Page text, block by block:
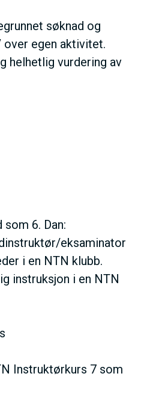
søknad og
over egen aktivitet.
helhetlig vurdering av
6. Dan:
eksaminator
i en NTN klubb.
instruksjon i en NTN
Instruktørkurs 7 som